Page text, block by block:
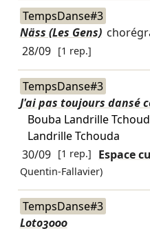
TempsDanse#3
Näss (Les Gens)
28/09 [1 rep.]
TempsDanse#3
J'ai pas toujours dansé
Bouba Landrille
Landrille Tchouda
30/09 [1 rep.] Espace
Quentin-Fallavier)
TempsDanse#3
Loto3000